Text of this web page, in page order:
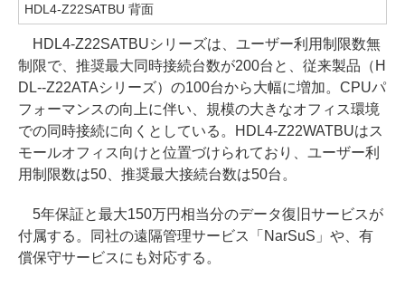
HDL4-Z22SATBU 背面
HDL4-Z22SATBUシリーズは、ユーザー利用制限数無
制限で、推奨最大同時接続台数が200台と、従来製品（H
DL--Z22ATAシリーズ）の100台から大幅に増加。CPUパ
フォーマンスの向上に伴い、規模の大きなオフィス環境
での同時接続に向くとしている。HDL4-Z22WATBUはス
モールオフィス向けと位置づけられており、ユーザー利
用制限数は50、推奨最大接続台数は50台。
5年保証と最大150万円相当分のデータ復旧サービスが
付属する。同社の遠隔管理サービス「NarSuS」や、有
償保守サービスにも対応する。